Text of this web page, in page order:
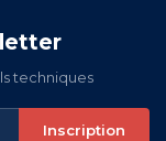
techniques
Inscription